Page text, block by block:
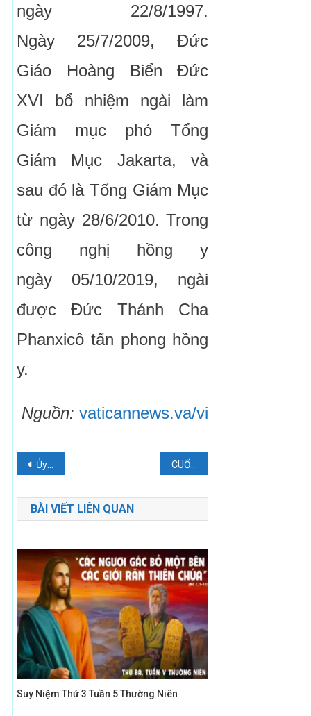
ngày 22/8/1997.
Ngày 25/7/2009, Đức
Giáo Hoàng Biển Đức
XVI bổ nhiệm ngài làm
Giám mục phó Tổng
Giám Mục Jakarta, và
sau đó là Tổng Giám Mục
từ ngày 28/6/2010. Trong
công nghị hồng y
ngày 05/10/2019, ngài
được Đức Thánh Cha
Phanxicô tấn phong hồng
y.
Nguồn:vaticannews.va/vi
Điều
hướng
bài
viết
Ủy Ban Phụng Tự Trả Lời Về Sách Lễ Rôma
BÀI VIẾT LIÊN QUAN
Suy Niệm Thứ 3 Tuần 5 Thường Niên